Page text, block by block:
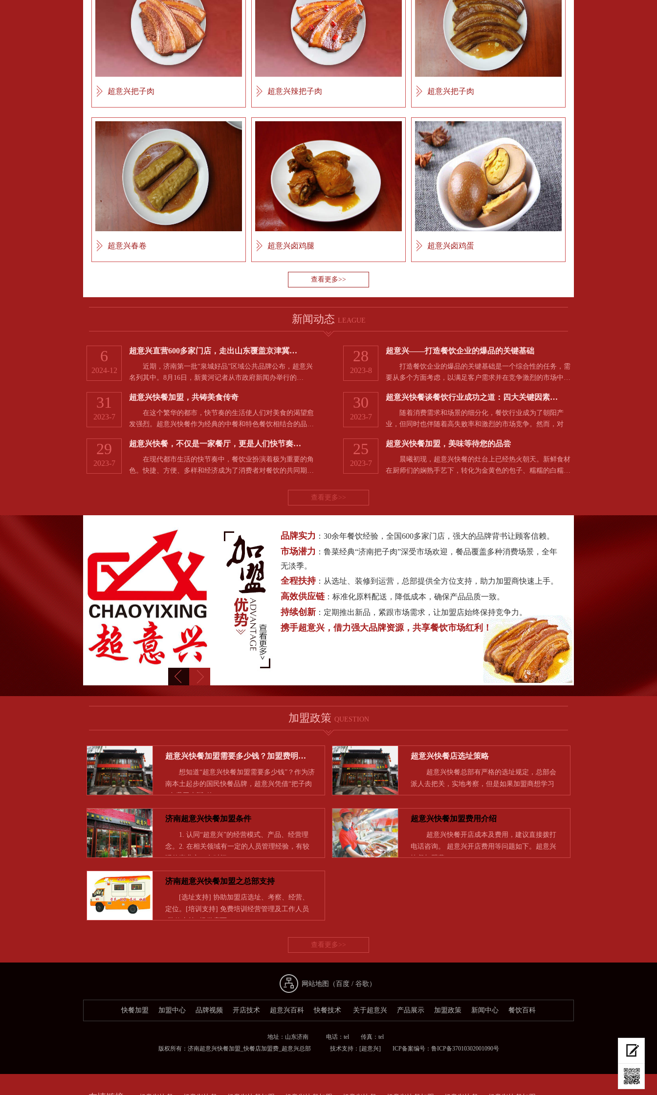
超意兴把子肉 超意兴辣把子肉 超意兴把子肉
超意兴春卷 超意兴卤鸡腿 超意兴卤鸡蛋
查看更多>>
新闻动态 LEAGUE
6
2024-12
超意兴直营600多家门店，走出山东覆盖京津冀…
近期，济南第一批“泉城好品”区域公共品牌公布，超意兴
名列其中。8月16日，新黄河记者从市政府新闻办举行的…
28
2023-8
超意兴——打造餐饮企业的爆品的关键基础
打造餐饮企业的爆品的关键基础是一个综合性的任务，需
要从多个方面考虑，以满足客户需求并在竞争激烈的市场中…
31
2023-7
超意兴快餐加盟，共铸美食传奇
在这个繁华的都市，快节奏的生活使人们对美食的渴望愈
发强烈。超意兴快餐作为经典的中餐和特色餐饮相结合的品…
30
2023-7
超意兴快餐谈餐饮行业成功之道：四大关键因素…
随着消费需求和场景的细分化，餐饮行业成为了朝阳产
业，但同时也伴随着高失败率和激烈的市场竞争。然而，对
29
2023-7
超意兴快餐，不仅是一家餐厅，更是人们快节奏…
在现代都市生活的快节奏中，餐饮业扮演着极为重要的角
色。快捷、方便、多样和经济成为了消费者对餐饮的共同期…
25
2023-7
超意兴快餐加盟，美味等待您的品尝
晨曦初现，超意兴快餐的灶台上已经热火朝天。新鲜食材
在厨师们的娴熟手艺下，转化为金黄色的包子、糯糯的白糯…
查看更多>>
品牌实力 ：30余年餐饮经验，全国600多家门店，强大的品牌背书让顾客信赖。
市场潜力 ：鲁菜经典“济南把子肉”深受市场欢迎，餐品覆盖多种消费场景，全年
无淡季。
全程扶持：从选址、装修到运营，总部提供全方位支持，助力加盟商快速上手。
高效供应链 ：标准化原料配送，降低成本，确保产品品质一致。
持续创新 ：定期推出新品，紧跟市场需求，让加盟店始终保持竞争力。
携手超意兴，借力强大品牌资源，共享餐饮市场红利！
加盟政策 QUESTION
超意兴快餐加盟需要多少钱？加盟费明…
想知道“超意兴快餐加盟需要多少钱”？作为济
南本土起步的国民快餐品牌，超意兴凭借“把子肉
+免费玉米粥”的…
超意兴快餐店选址策略
超意兴快餐总部有严格的选址规定，总部会
派人去把关，实地考察，但是如果加盟商想学习
一…
济南超意兴快餐加盟条件
1. 认同“超意兴”的经营模式、产品、经营理
念。2. 在相关领域有一定的人员管理经验，有较
强的事业心，有时间…
超意兴快餐加盟费用介绍
超意兴快餐开店成本及费用，建议直接拨打
电话咨询。 超意兴开店费用等问题如下。超意兴
快餐加盟费…
济南超意兴快餐加盟之总部支持
[选址支持] 协助加盟店选址、考察、经营、
定位。[培训支持] 免费培训经营管理及工作人员
[装修支持] 提供店面…
查看更多>>
网站地图（ 百度 / 谷歌 ）
快餐加盟 加盟中心 品牌视频 开店技术 超意兴百科 快餐技术 关于超意兴 产品展示 加盟政策 新闻中心 餐饮百科
地址：山东济南 电话：tel 传真：tel
版权所有：济南超意兴快餐加盟_快餐店加盟费_超意兴总部 技术支持： [超意兴] ICP备案编号：鲁ICP备37010302001090号